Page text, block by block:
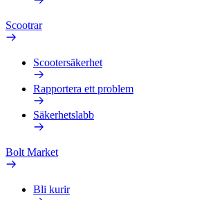
Scootrar
Scootersäkerhet
Rapportera ett problem
Säkerhetslabb
Bolt Market
Bli kurir